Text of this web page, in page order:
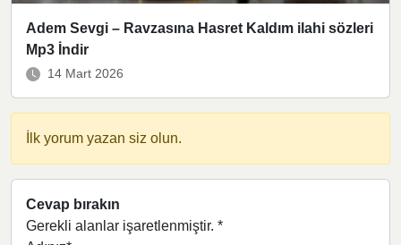
Adem Sevgi – Ravzasına Hasret Kaldım ilahi sözleri
Mp3 İndir
14 Mart 2026
İlk yorum yazan siz olun.
Cevap bırakın
Gerekli alanlar işaretlenmiştir. *